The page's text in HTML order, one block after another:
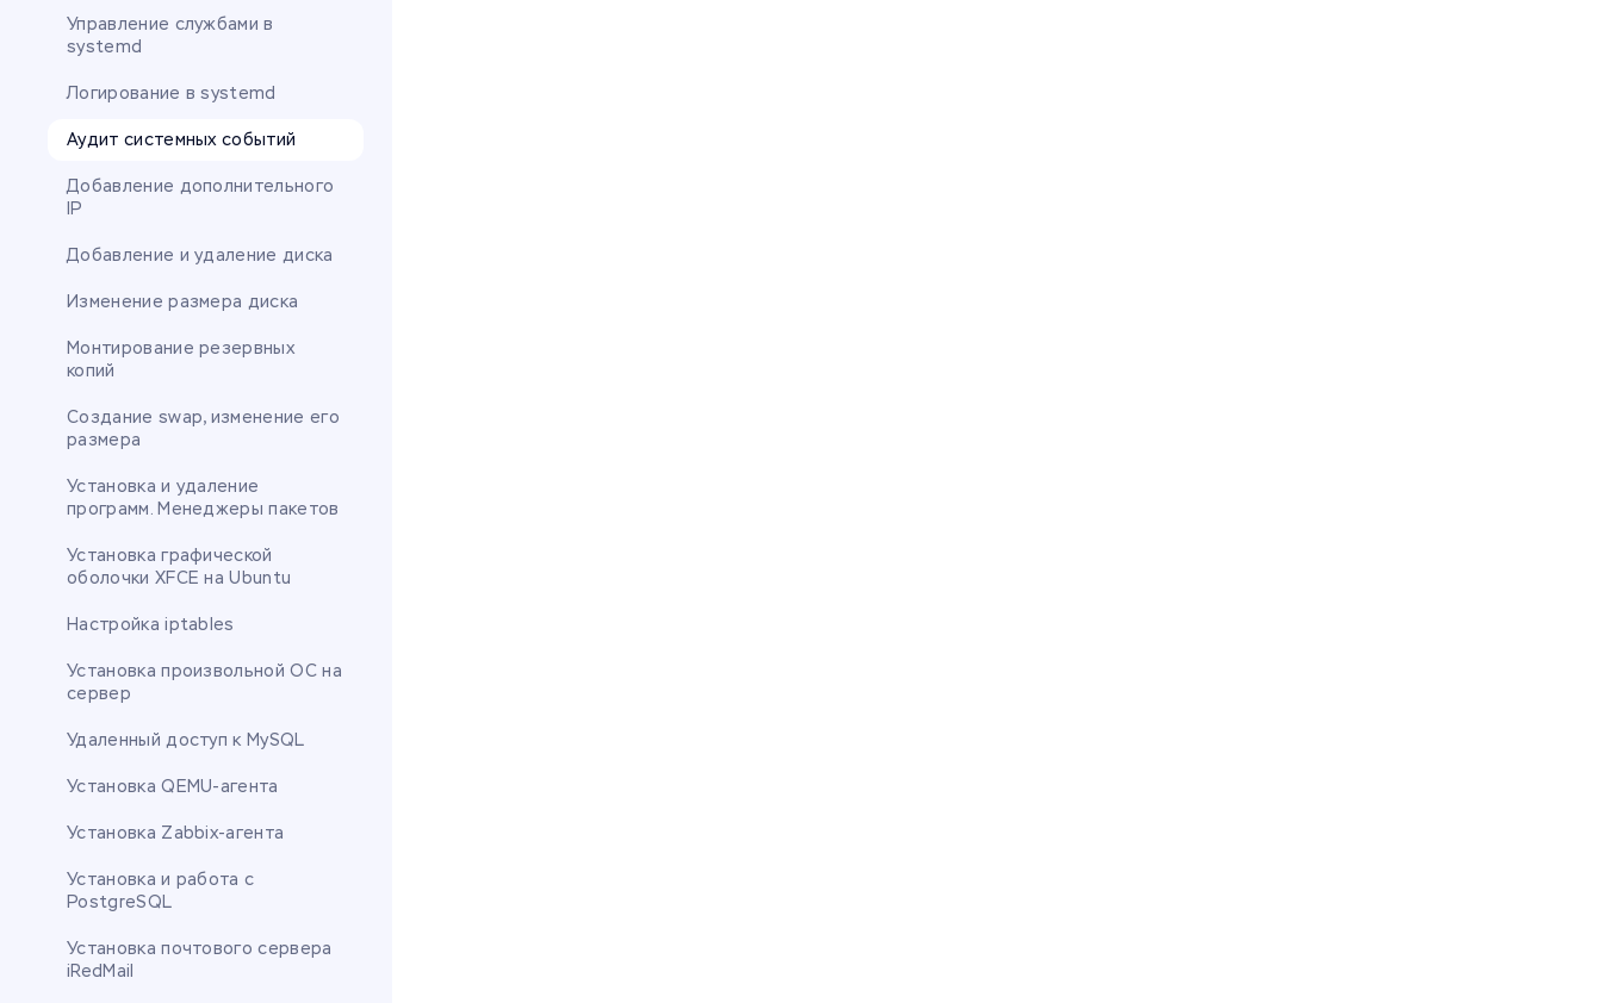
Управление службами в
systemd
Логирование в systemd
Аудит системных событий
Добавление дополнительного
IP
Добавление и удаление диска
Изменение размера диска
Монтирование резервных
копий
Создание swap, изменение его
размера
Установка и удаление
программ. Менеджеры пакетов
Установка графической
оболочки XFCE на Ubuntu
Настройка iptables
Установка произвольной ОС на
сервер
Удаленный доступ к MySQL
Установка QEMU-агента
Установка Zabbix-агента
Установка и работа с
PostgreSQL
Установка почтового сервера
iRedMail